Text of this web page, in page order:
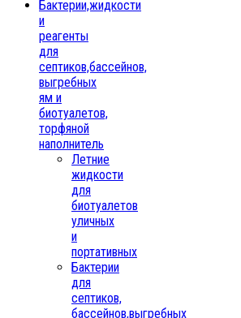
Бактерии,жидкости
и
реагенты
для
септиков,бассейнов,
выгребных
ям и
биотуалетов,
торфяной
наполнитель
Летние
жидкости
для
биотуалетов
уличных
и
портативных
Бактерии
для
септиков,
бассейнов,выгребных